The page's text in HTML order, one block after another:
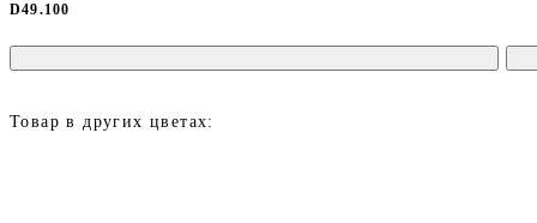
D49.100
Товар в других цветах: